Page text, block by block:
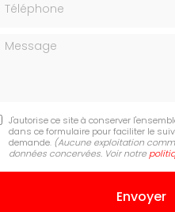
Message
J'autorise ce site à conserver
dans ce formulaire pour faciliter le
demande. (Aucune exploitation
données concervées. Voir notre